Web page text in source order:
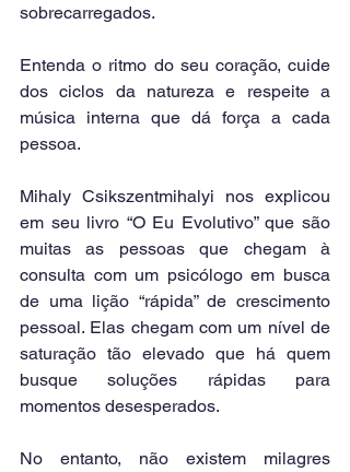
sobrecarregados.
Entenda o ritmo do seu coração, cuide
dos ciclos da natureza e respeite a
música interna que dá força a cada
pessoa.
Mihaly Csikszentmihalyi nos explicou
em seu livro “O Eu Evolutivo” que são
muitas as pessoas que chegam à
consulta com um psicólogo em busca
de uma lição “rápida” de crescimento
pessoal. Elas chegam com um nível de
saturação tão elevado que há quem
busque soluções rápidas para
momentos desesperados.
No entanto, não existem milagres